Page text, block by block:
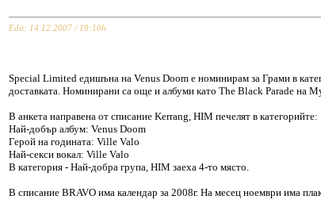
Edit: 14.12.2007 / 19:10h
Special Limited едишъна на Venus Doom е номинирам за Грами в
доставката. Номинирани са още и албуми като The Black Parade на
В анкета направена от списание Kerrang, HIM печелят в категорийте:
Най-добър албум: Venus Doom
Герой на годината: Ville Valo
Най-секси вокал: Ville Valo
В категория - Най-добра група, HIM заеха 4-то място.
В списание BRAVO има календар за 2008г. На месец ноември има